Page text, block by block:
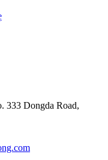
333 Dongda Road,